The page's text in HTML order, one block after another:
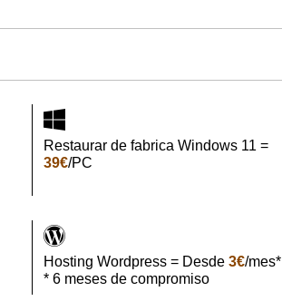
Restaurar de fabrica Windows 11 =
39€/PC
Hosting Wordpress = Desde 3€/mes*
* 6 meses de compromiso